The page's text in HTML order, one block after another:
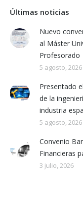
Últimas noticias
Nuevo
al Máster
Profesorado
5 agosto, 2026
Presentado
de la
industria
5 agosto, 2026
Convenio
Financieras
3 julio, 2026